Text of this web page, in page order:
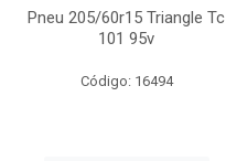
Pneu 205/60r15 Triangle Tc
101 95v
Código: 16494